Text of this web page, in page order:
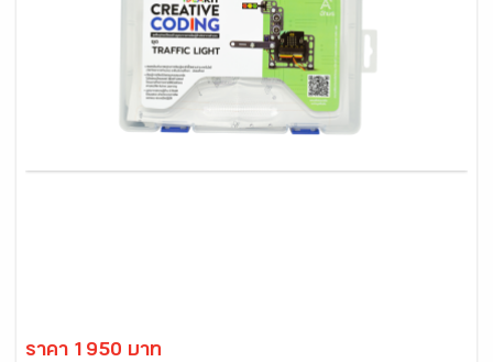
ราคา 1950 บาท